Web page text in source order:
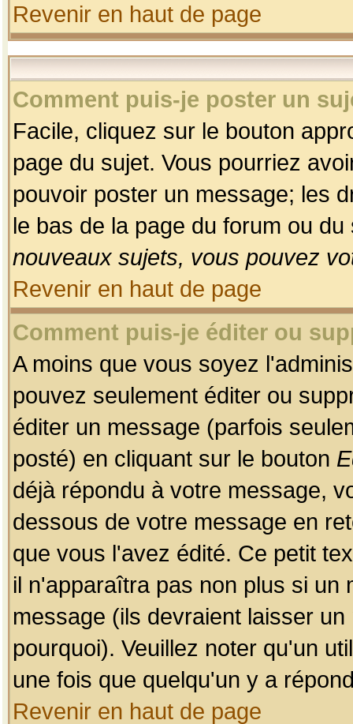
Revenir en haut de page
Comment puis-je poster un
Facile, cliquez sur le bouton
page du sujet. Vous pourriez
pouvoir poster un message; les
le bas de la page du forum ou
nouveaux sujets, vous pouvez
Revenir en haut de page
Comment puis-je éditer ou
A moins que vous soyez
pouvez seulement éditer ou
éditer un message (parfois
posté) en cliquant sur le bouton
déjà répondu à votre message,
dessous de votre message en
que vous l'avez édité. Ce petit
il n'apparaîtra pas non plus si un
message (ils devraient laisser
pourquoi). Veuillez noter qu'un
une fois que quelqu'un y a
Revenir en haut de page